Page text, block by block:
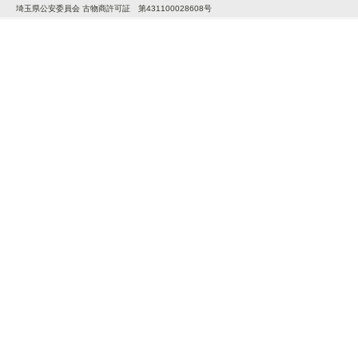
埼玉県公安委員会 古物商許可証 第431100028608号